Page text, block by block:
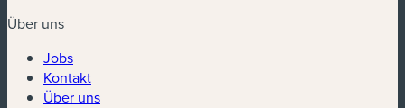
Über uns
Jobs
Kontakt
Über uns